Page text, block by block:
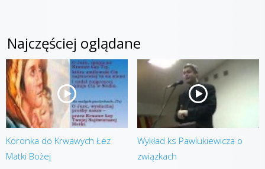
Najczęściej oglądane
Koronka do Krwawych Łez
Matki Bożej
Wykład ks Pawlukiewicza o
związkach